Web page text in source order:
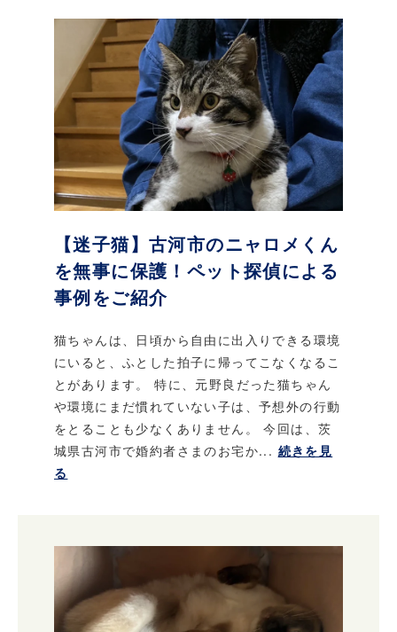
【迷子猫】古河市のニャロメくん
を無事に保護！ペット探偵による
事例をご紹介
猫ちゃんは、日頃から自由に出入りできる環境
にいると、ふとした拍子に帰ってこなくなるこ
とがあります。 特に、元野良だった猫ちゃん
や環境にまだ慣れていない子は、予想外の行動
をとることも少なくありません。 今回は、茨
城県古河市で婚約者さまのお宅か... 続きを見
る